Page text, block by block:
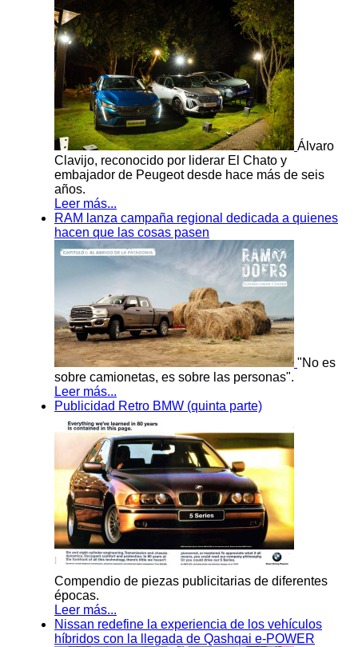
Álvaro
Clavijo, reconocido por liderar El Chato y
embajador de Peugeot desde hace más de seis
años.
Leer más...
RAM lanza campaña regional dedicada a quienes
hacen que las cosas pasen
"No es
sobre camionetas, es sobre las personas".
Leer más...
Publicidad Retro BMW (quinta parte)
Compendio de piezas publicitarias de diferentes
épocas.
Leer más...
Nissan redefine la experiencia de los vehículos
híbridos con la llegada de Qashqai e-POWER